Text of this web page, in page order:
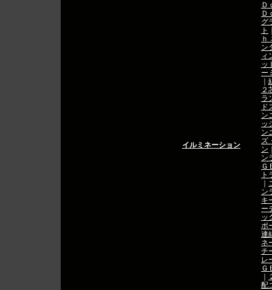
イルミネーション
Ｄ
Ｄ
グ
ト
ｈ
ン
ィ
ッ
ー
２
ラ
ド
ン
ッ
ン
ズ
ン
ン
Ｇ
ト
ン
キ
ー
ッ
ボ
連
ネ
チ
レ
Ｇ
配